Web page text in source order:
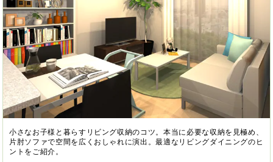
小さなお子様と暮らすリビング収納のコツ。本当に必要な収納を見極め、
片肘ソファで空間を広くおしゃれに演出。最適なリビングダイニングのヒ
ントをご紹介。